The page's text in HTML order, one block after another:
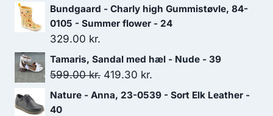
Bundgaard - Charly high Gummistøvle, 84-
0105 - Summer flower - 24
329.00 kr.
Tamaris, Sandal med hæl - Nude - 39
599.00kr. Den
oprindelige
419.30 kr.
aktuelle
Nature - Anna, 23-0539 - Sort Elk Leather -
40